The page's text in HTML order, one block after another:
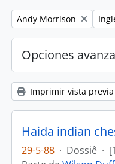
Remove filter:
Andy Morrison
Opciones
Imprimir vista previa
Haida indian
29-5-88 · Dossiê ·